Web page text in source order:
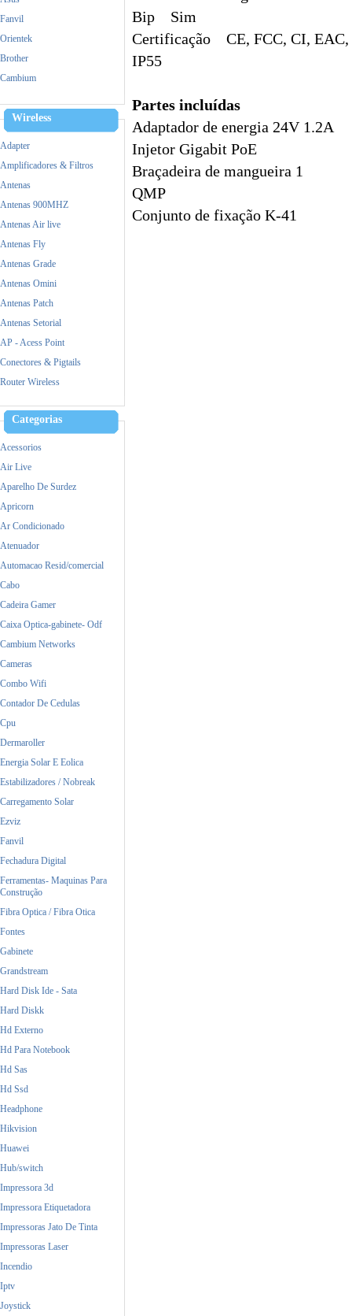
Fanvil
Orientek
Brother
Cambium
Dell
Nokia
Raspberry
Samsung
Satellite
TP-Link
Ubiquiti
Yealink
Zebra
Wireless
Adapter
Amplificadores & Filtros
Antenas
Antenas 900MHZ
Antenas Air live
Antenas Fly
Antenas Grade
Antenas Omini
Antenas Patch
Antenas Setorial
AP - Acess Point
Conectores & Pigtails
Router Wireless
Categorias
Acessorios
Air Live
Aparelho De Surdez
Apricorn
Ar Condicionado
Atenuador
Automacao Resid/comercial
Cabo
Cadeira Gamer
Caixa Optica-gabinete- Odf
Cambium Networks
Cameras
Combo Wifi
Contador De Cedulas
Cpu
Dermaroller
Energia Solar E Eolica
Estabilizadores / Nobreak
Carregamento Solar
Ezviz
Fanvil
Fechadura Digital
Ferramentas- Maquinas Para
Construção
Fibra Optica / Fibra Otica
Fontes
Gabinete
Grandstream
Hard Disk Ide - Sata
Hard Diskk
Hd Externo
Hd Para Notebook
Hd Sas
Hd Ssd
Headphone
Hikvision
Huawei
Hub/switch
Impressora 3d
Impressora Etiquetadora
Impressoras Jato De Tinta
Impressoras Laser
Incendio
Iptv
Joystick
Bip Sim
Certificação CE, FCC, CI, EAC,
IP55
Partes incluídas
Adaptador de energia 24V 1.2A
Injetor Gigabit PoE
Braçadeira de mangueira 1
QMP
Conjunto de fixação K-41